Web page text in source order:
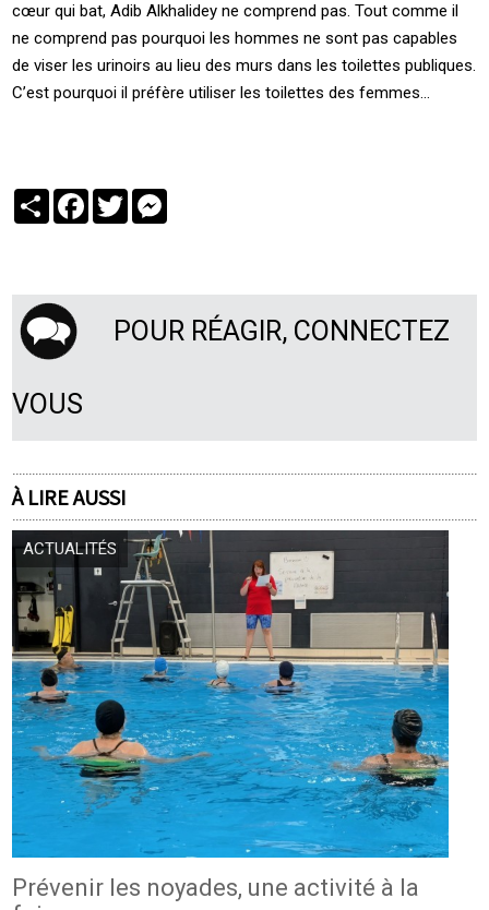
cœur qui bat, Adib Alkhalidey ne comprend pas. Tout comme il
ne comprend pas pourquoi les hommes ne sont pas capables
de viser les urinoirs au lieu des murs dans les toilettes publiques.
C’est pourquoi il préfère utiliser les toilettes des femmes…
PartagerFacebook
Twitter
POUR RÉAGIR, CONNECTEZ
VOUS
À LIRE AUSSI
ACTUALITÉS
Prévenir les noyades, une activité à la